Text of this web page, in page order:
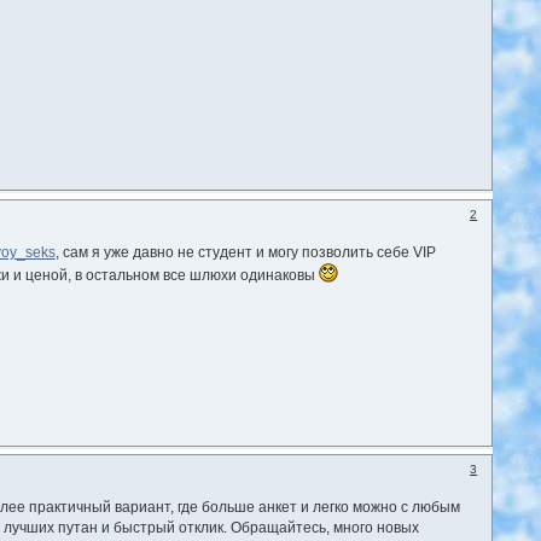
2
, сам я уже давно не студент и могу позволить себе VIP
и ценой, в остальном все шлюхи одинаковы
3
практичный вариант, где больше анкет и легко можно с любым
лучших путан и быстрый отклик. Обращайтесь, много новых